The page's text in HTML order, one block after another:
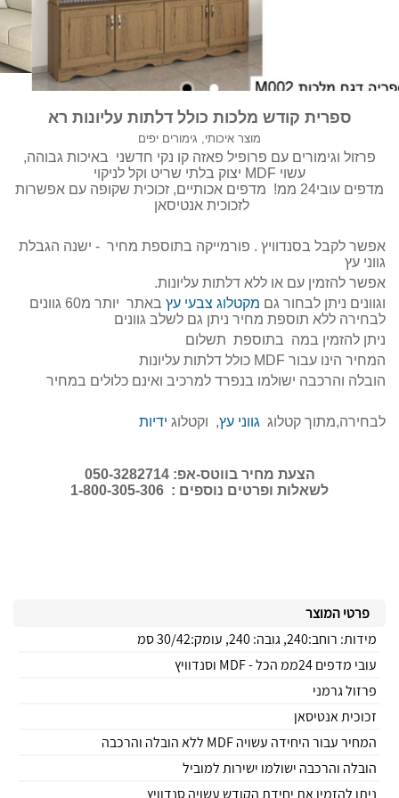
ספרית קודש מלכות כולל דלתות עליונות רא
מוצר איכותי, גימורים יפים
פרזול וגימורים עם פרופיל פאזה קו נקי חדשני באיכות גבוהה,
עשוי MDF יצוק בלתי שריט וקל לניקוי
מדפים עובי24 ממ! מדפים אכותיים, זכוכית שקופה עם אפשרות
לזכוכית אנטיסאן
אפשר לקבל בסנדוויץ . פורמייקה בתוספת מחיר - ישנה הגבלת
גווני עץ
אפשר להזמין עם או ללא דלתות עליונות.
וגוונים ניתן לבחור גם מקטלוג צבעי עץ
באתר יותר מ60 גוונים
לבחירה ללא תוספת מחיר ניתן גם לשלב גוונים
ניתן להזמין במה בתוספת תשלום
המחיר הינו עבור MDF כולל דלתות עליונות
הובלה והרכבה ישולמו בנפרד למרכיב ואינם כלולים במחיר
לבחירה,מתוך קטלוג גווני עץ, וקטלוג ידיות
הצעת מחיר בווטס-אפ: 050-3282714
לשאלות ופרטים נוספים : 1-800-305-306
פרטי המוצר
מידות: רוחב:240, גובה: 240, עומק:30/42 סמ
עובי מדפים 24ממ הכל - MDF וסנדוויץ
פרזול גרמני
זכוכית אנטיסאן
המחיר עבור היחידה עשויה MDF ללא הובלה והרכבה
הובלה והרכבה ישולמו ישירות למוביל
ניתן להזמין את יחידת הקודש עשויה סנדוויץ